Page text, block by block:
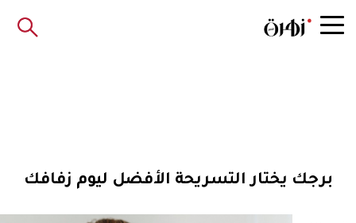
برجك يختار التسريحة الأفضل ليوم زفافك